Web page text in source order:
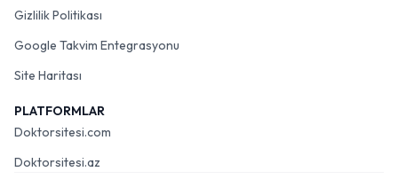
Gizlilik Politikası
Google Takvim Entegrasyonu
Site Haritası
PLATFORMLAR
Doktorsitesi.com
Doktorsitesi.az